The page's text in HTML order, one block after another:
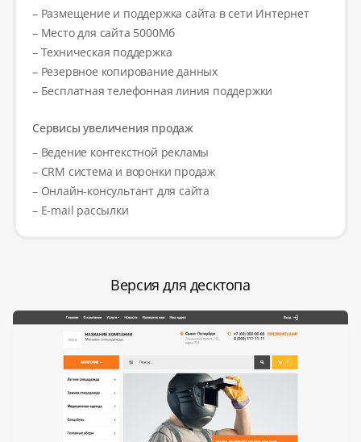
– Размещение и поддержка сайта в сети Интернет
– Место для сайта 5000Мб
– Техническая поддержка
– Резервное копирование данных
– Бесплатная телефонная линия поддержки
Сервисы увеличения продаж
– Ведение контекстной рекламы
– CRM система и воронки продаж
– Онлайн-консультант для сайта
– E-mail рассылки
Версия для десктопа